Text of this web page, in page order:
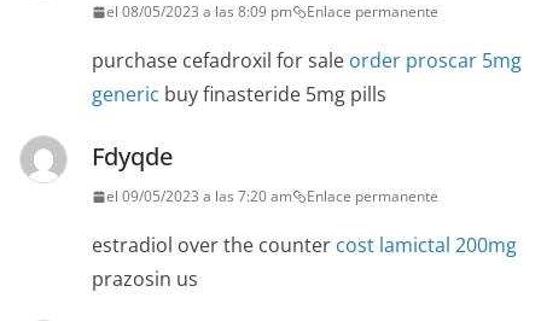
el 08/05/2023 a las 8:09 pm Enlace permanente
purchase cefadroxil for sale order proscar 5mg
generic buy finasteride 5mg pills
Fdyqde
el 09/05/2023 a las 7:20 am Enlace permanente
estradiol over the counter cost lamictal 200mg
prazosin us